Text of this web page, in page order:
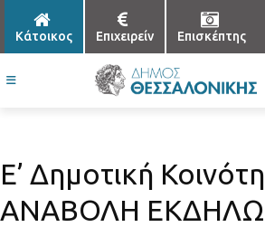
Κάτοικος Επιχειρείν Επισκέπτης
Ε’ Δημοτική
ΑΝΑΒΟΛΗ